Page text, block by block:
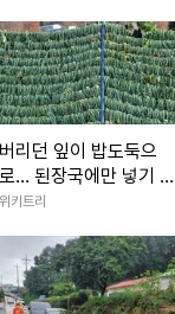
버리던 잎이 밥도둑으
로… 된장국에만 넣기 아
까운 '이 나물'
위키트리